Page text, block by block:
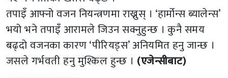
तपाइँ आफ्नो वजन नियन्त्रणमा राख्नुस् । ‘हार्मोन्स ब्यालेन्स’
भयो भने तपाइँ आरामले जिउन सक्नुहुन्छ । कुनै समय
बढ्दो वजनका कारण ‘पीरियड्स’ अनियमित हनु जान्छ ।
जसले गर्भवती हनु मुश्किल हुन्छ । (एजेन्सीबाट)